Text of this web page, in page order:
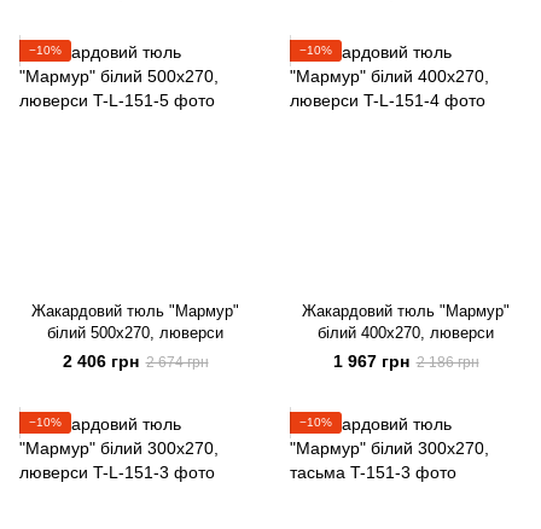
−10%
Жакардовий тюль "Мармур"
білий 500х270, люверси
2 406 грн 2 674 грн
−10%
Жакардовий тюль "Мармур"
білий 400х270, люверси
1 967 грн 2 186 грн
−10% −10%